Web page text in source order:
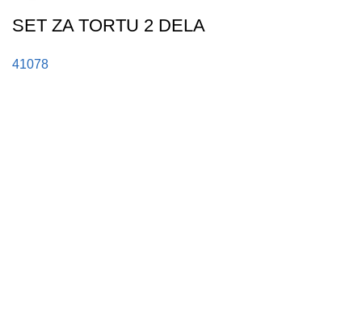
SET ZA TORTU 2 DELA
41078